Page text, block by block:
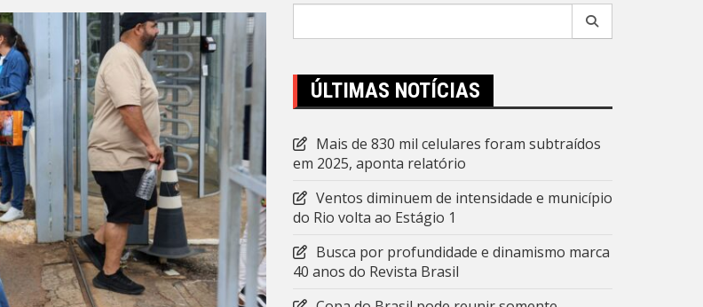
ÚLTIMAS NOTÍCIAS
Mais de 830 mil celulares foram subtraídos
em 2025, aponta relatório
Ventos diminuem de intensidade e município
do Rio volta ao Estágio 1
Busca por profundidade e dinamismo marca
40 anos do Revista Brasil